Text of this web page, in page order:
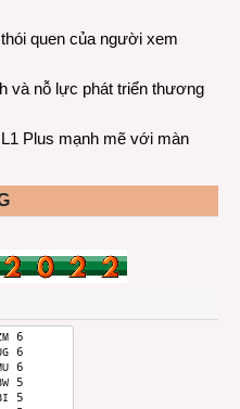
quen của người xem
và nỗ lực phát triển thương
Plus mạnh mẽ với màn